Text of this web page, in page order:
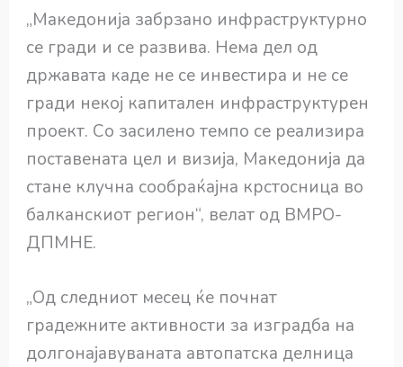
„Македонија забрзано инфраструктурно
се гради и се развива. Нема дел од
државата каде не се инвестира и не се
гради некој капитален инфраструктурен
проект. Со засилено темпо се реализира
поставената цел и визија, Македонија да
стане клучна сообраќајна крстосница во
балканскиот регион“, велат од ВМРО-
ДПМНЕ.
„Од следниот месец ќе почнат
градежните активности за изградба на
долгонајавуваната автопатска делница